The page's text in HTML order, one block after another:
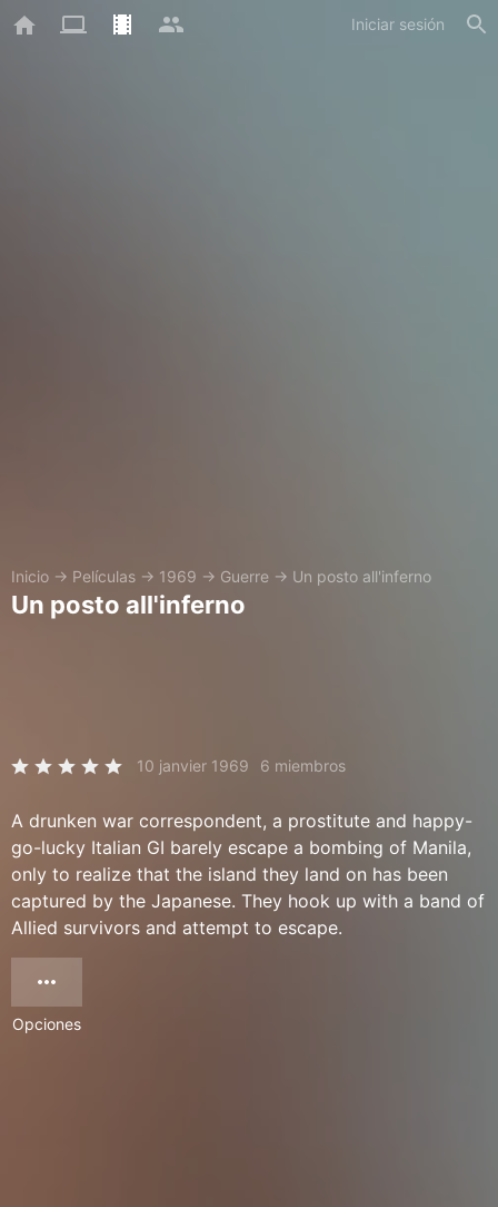
Iniciar sesión
Inicio → Películas → 1969 → Guerre → Un posto all'inferno
Un posto all'inferno
10 janvier 1969 6 miembros
A drunken war correspondent, a prostitute and happy-
go-lucky Italian GI barely escape a bombing of Manila,
only to realize that the island they land on has been
captured by the Japanese. They hook up with a band of
Allied survivors and attempt to escape.
Opciones